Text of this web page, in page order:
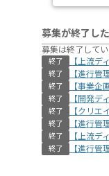
募集が終了し
募集は終了して
終了 【上流デ
終了 【進行管
終了 【事業企
終了 【開発デ
終了 【クリエ
終了 【進行管
終了 【上流デ
終了 【進行管